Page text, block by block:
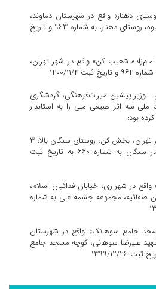
دهنار» واقع در شهرستان دماوند،
بخش مرکزی، دهستان ابرشیوه، روستای دهنار، به شماره ۹۶۳ و تاریخ
شعیب کن» واقع در شهر تهران،
۱۴۰۰/۱۱/۴
وزیر پیشین میراث‌فرهنگی، گردشگری
سه اثر طبیعی ملی را به استاندار
بود:
۱. «آبشار سنگان» واقع در شهر تهران، بخش کن، روستای سنگان بالا، ۳
کیلومتری جاده سنگان، آبشار سنگان به شماره ۶۶۰ به تاریخ ثبت
در شهر ری، خیابان فدائیان اسلام،
صفائیه، مجموعه چشمه علی به شماره
جامع سوهانک» واقع در شهرستان
علیرضا سوهانی، کوچه مسجد جامع